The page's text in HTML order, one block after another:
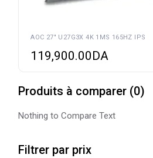
AOC 27″ U27G3X 4K 1MS 165HZ IPS
119,900.00DA
Produits à comparer (0)
Nothing to Compare Text
Filtrer par prix